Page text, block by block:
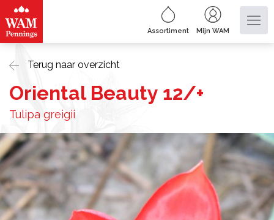
Assortiment Mijn WAM
Terug naar overzicht
Oriental Beauty 12/+
Tulipa greigii